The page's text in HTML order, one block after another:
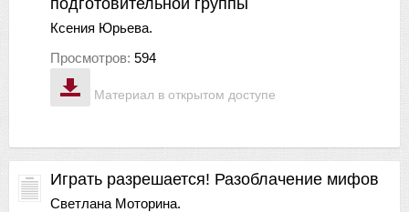
Материал в открытом доступе
Ксения Юрьева.
Просмотров: 594
Играть разрешается! Разоблачение мифов
Светлана Моторина.